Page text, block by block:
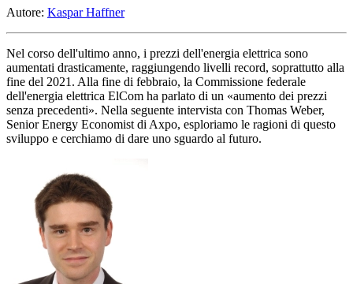
Autore: Kaspar Haffner
Nel corso dell'ultimo anno, i prezzi dell'energia elettrica sono
aumentati drasticamente, raggiungendo livelli record, soprattutto alla
fine del 2021. Alla fine di febbraio, la Commissione federale
dell'energia elettrica ElCom ha parlato di un «aumento dei prezzi
senza precedenti». Nella seguente intervista con Thomas Weber,
Senior Energy Economist di Axpo, esploriamo le ragioni di questo
sviluppo e cerchiamo di dare uno sguardo al futuro.